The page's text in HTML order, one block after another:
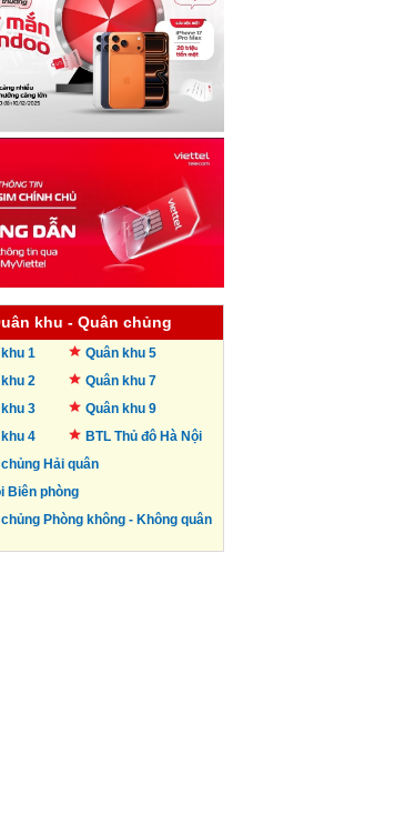
khu - Quân chủng
1
2
3
4
Quân khu 5
Quân khu 7
Quân khu 9
BTL Thủ đô Hà Nội
Hải quân
Biên phòng
Phòng không - Không quân